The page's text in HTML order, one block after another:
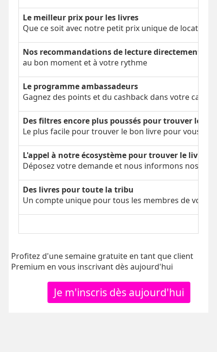
Le meilleur prix pour les livres
Que ce soit avec notre petit prix unique de location
Nos recommandations de lecture directement
au bon moment et à votre rythme
Le programme ambassadeurs
Gagnez des points et du cashback dans votre
Des filtres encore plus poussés pour trouver le
Le plus facile pour trouver le bon livre pour vous
L'appel à notre écosystème pour trouver le livre
Déposez votre demande et nous informons nos
Des livres pour toute la tribu
Un compte unique pour tous les membres de votre
Profitez d'une semaine gratuite en tant que client
Premium en vous inscrivant dès aujourd'hui
Je m'inscris dès aujourd'hui